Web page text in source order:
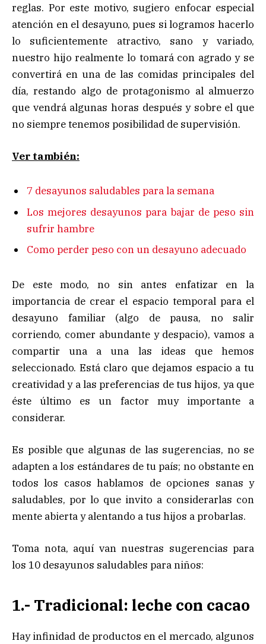
reglas. Por este motivo, sugiero enfocar especial
atención en el desayuno, pues si logramos hacerlo
lo suficientemente atractivo, sano y variado,
nuestro hijo realmente lo tomará con agrado y se
convertirá en una de las comidas principales del
día, restando algo de protagonismo al almuerzo
que vendrá algunas horas después y sobre el que
no siempre tenemos posibilidad de supervisión.
Ver también:
7 desayunos saludables para la semana
Los mejores desayunos para bajar de peso sin
sufrir hambre
Como perder peso con un desayuno adecuado
De este modo, no sin antes enfatizar en la
importancia de crear el espacio temporal para el
desayuno familiar (algo de pausa, no salir
corriendo, comer abundante y despacio), vamos a
compartir una a una las ideas que hemos
seleccionado. Está claro que dejamos espacio a tu
creatividad y a las preferencias de tus hijos, ya que
éste último es un factor muy importante a
considerar.
Es posible que algunas de las sugerencias, no se
adapten a los estándares de tu país; no obstante en
todos los casos hablamos de opciones sanas y
saludables, por lo que invito a considerarlas con
mente abierta y alentando a tus hijos a probarlas.
Toma nota, aquí van nuestras sugerencias para
los 10 desayunos saludables para niños:
1.- Tradicional: leche con cacao
Hay infinidad de productos en el mercado, algunos